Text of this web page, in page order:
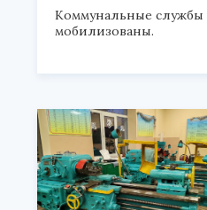
Коммунальные службы
мобилизованы.